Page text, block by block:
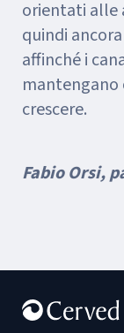
orientati alle
quindi
affinché i
crescere.
Fabio Orsi,